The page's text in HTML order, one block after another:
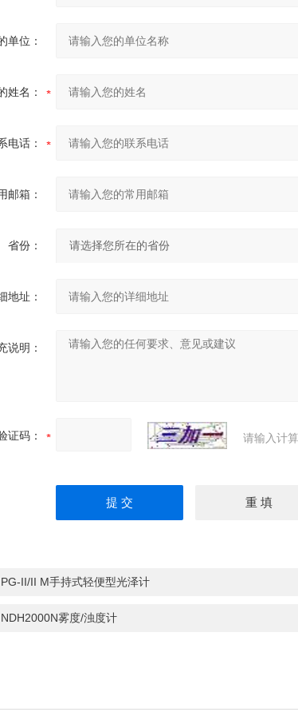
单位：
姓名：
电话：
邮箱：
省份：
地址：
说明：
证码： 请输入计
PG-II/II M手持式轻便型光泽计
NDH2000N雾度/浊度计